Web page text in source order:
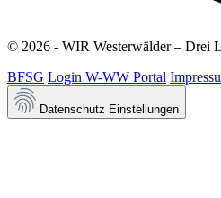
© 2026 - WIR Westerwälder – Drei
BFSG Login W-WW Portal
Datenschutz Einstellungen